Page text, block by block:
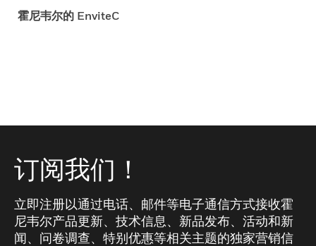
霍尼韦尔的 EnviteC
订阅我们！
立即注册以通过电话、邮件等电子通信方式接收霍
尼韦尔产品更新、技术信息、新品发布、活动和新
闻、问卷调查、特别优惠等相关主题的独家营销信